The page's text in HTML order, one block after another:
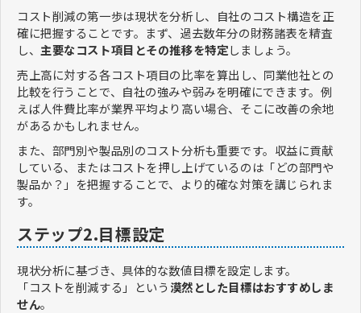
コスト削減の第一歩は現状を分析し、自社のコスト構造を正
確に把握することです。まず、過去数年分の財務諸表を精査
し、 主要なコスト項目とその推移を特定しましょう。
売上高に対する各コスト項目の比率を算出し、同業他社との
比較を行うことで、自社の強みや弱みを明確にできます。例
えば人件費比率が業界平均より高い場合、そこに改善の余地
があるかもしれません。
また、部門別や製品別のコスト分析も重要です。収益に貢献
している、またはコストを押し上げているのは「どの部門や
製品か？」を把握することで、より的確な対策を講じられま
す。
ステップ2.目標設定
現状分析に基づき、具体的な数値目標を設定します。
「コストを削減する」という 漠然とした目標はおすすめしま
せん。